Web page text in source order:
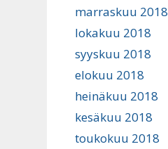
marraskuu 2018
lokakuu 2018
syyskuu 2018
elokuu 2018
heinäkuu 2018
kesäkuu 2018
toukokuu 2018